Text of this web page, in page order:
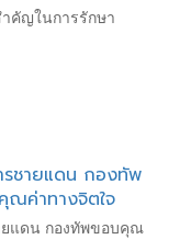
คัญในการรักษา
รชายแดน กองทัพ
ค่าทางจิตใจ
ยแดน กองทัพขอบคุณ